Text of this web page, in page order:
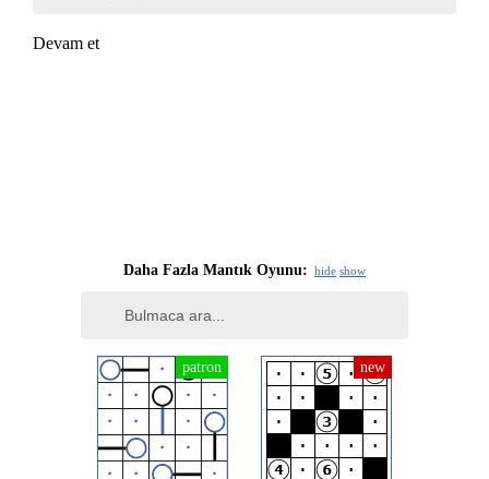
Devam et
Daha Fazla Mantık Oyunu: hide show